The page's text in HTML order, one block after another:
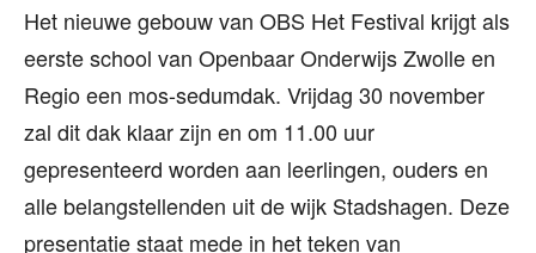
Het nieuwe gebouw van OBS Het Festival krijgt als
eerste school van Openbaar Onderwijs Zwolle en
Regio een mos-sedumdak. Vrijdag 30 november
zal dit dak klaar zijn en om 11.00 uur
gepresenteerd worden aan leerlingen, ouders en
alle belangstellenden uit de wijk Stadshagen. Deze
presentatie staat mede in het teken van